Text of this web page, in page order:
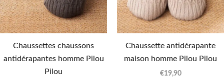
Chaussettes chaussons
antidérapantes homme Pilou
Pilou
Chaussette antidérapante
maison homme Pilou Pilou
€19,90